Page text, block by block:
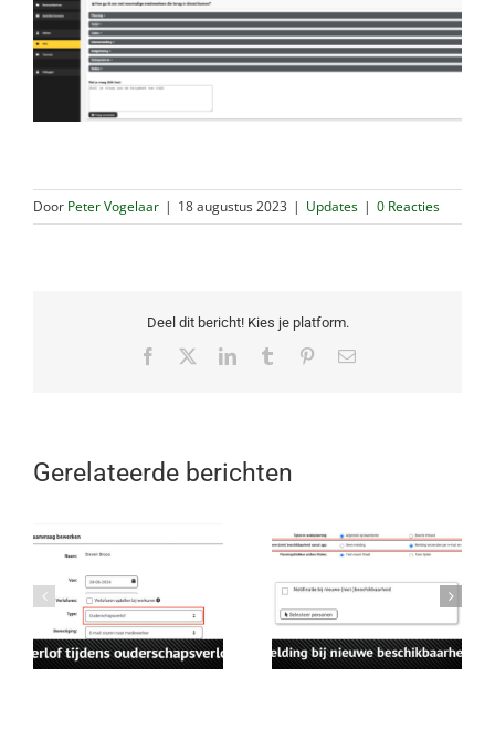
Door Peter Vogelaar | 18 augustus 2023 | Updates | 0 Reacties
Deel dit bericht! Kies je platform.
Facebook LinkedInTumblr Pinterest
E-
Gerelateerde berichten